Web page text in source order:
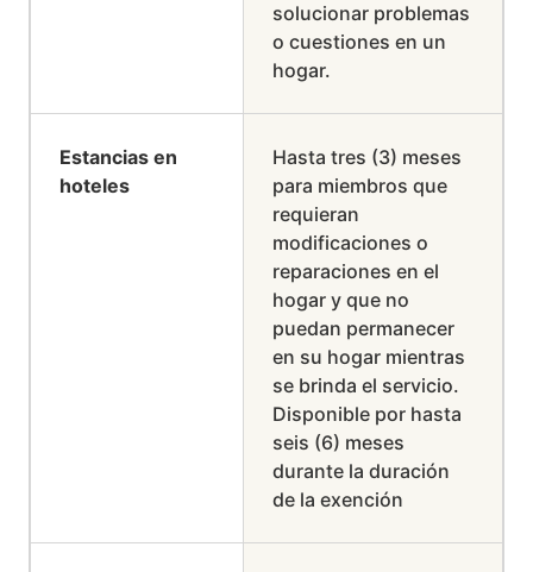
solucionar problemas
o cuestiones en un
hogar.
Estancias en
hoteles
Hasta tres (3) meses
para miembros que
requieran
modificaciones o
reparaciones en el
hogar y que no
puedan permanecer
en su hogar mientras
se brinda el servicio.
Disponible por hasta
seis (6) meses
durante la duración
de la exención